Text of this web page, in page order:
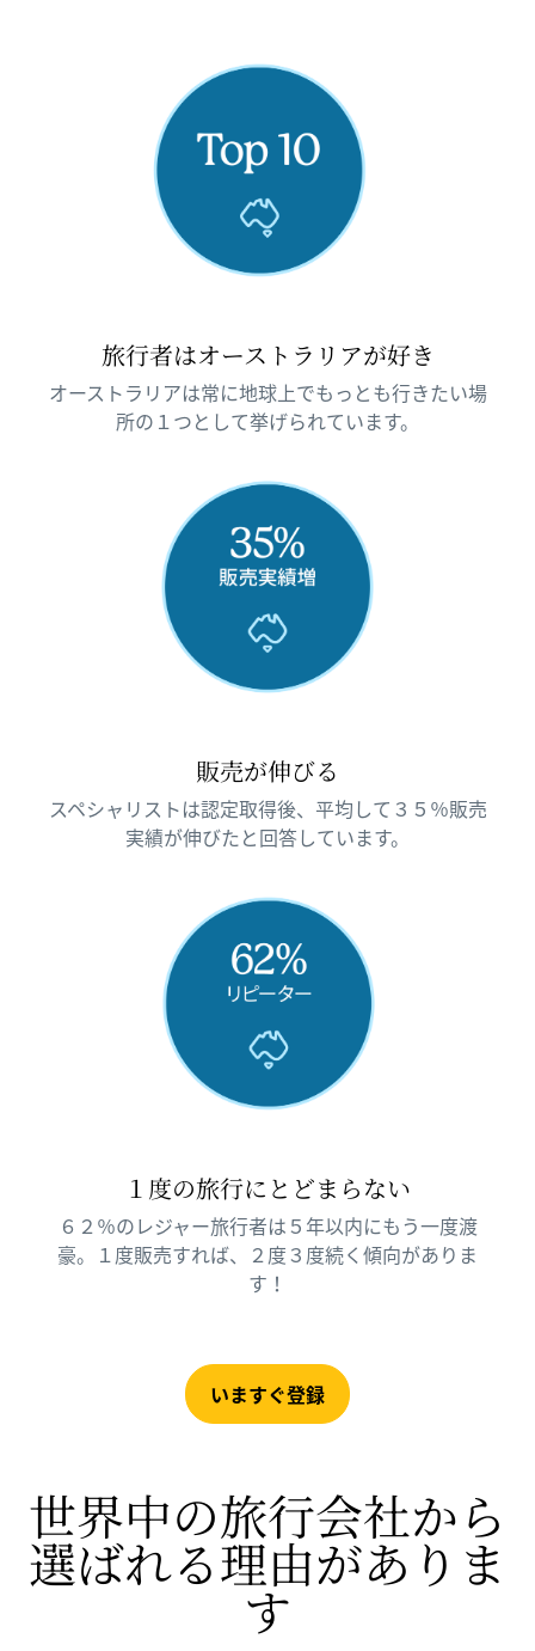
旅行者はオーストラリアが好き
オーストラリアは常に地球上でもっとも行きたい場
所の１つとして挙げられています。
販売が伸びる
スペシャリストは認定取得後、平均して３５％販売
実績が伸びたと回答しています。
１度の旅行にとどまらない
６２％のレジャー旅行者は５年以内にもう一度渡
豪。１度販売すれば、２度３度続く傾向がありま
す！
いますぐ登録
世界中の旅行会社から
選ばれる理由がありま
す